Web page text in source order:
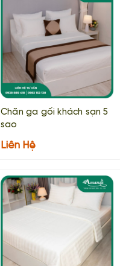
Chăn ga gối khách sạn 5
sao
Liên Hệ